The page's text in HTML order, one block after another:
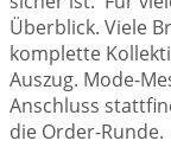
Überblick. Viele
komplette
Auszug. Mode-
Anschluss
die Order-Runde.